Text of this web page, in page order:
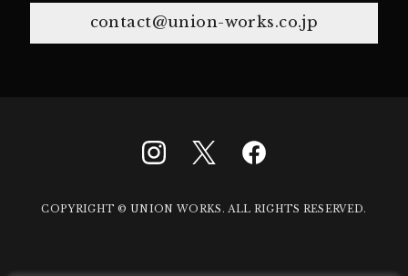
contact@union-works.co.jp
COPYRIGHT © UNION WORKS. ALL RIGHTS RESERVED.